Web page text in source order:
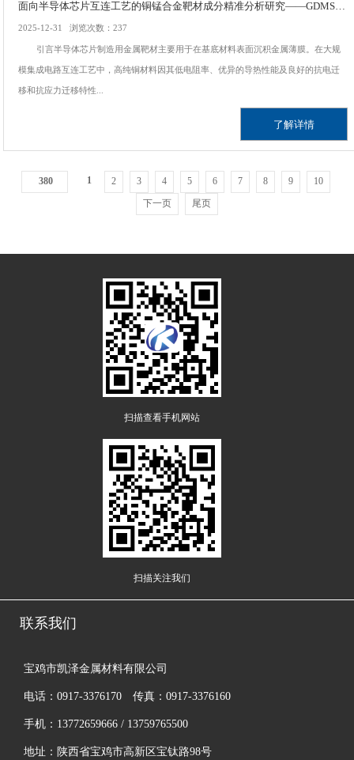
面向半导体芯片互连工艺的铜锰合金靶材成分精准分析研究——GDMS/XRF/SEM-EDS多方法协同表征主成分（锰）分布及痕量杂质元素（Fe/Ni/Cr等）检测与无标样半定量可行性验证
2025-12-31 浏览次数：237
引言半导体芯片制造用金属靶材主要用于在基底材料表面沉积金属薄膜。在大规
模集成电路互连工艺中，高纯铜材料因其低电阻率、优异的导热性能及良好的抗电迁
移和抗应力迁移特性...
了解详情
380 1 2 3 4 5 6 7 8 9 10
下一页 尾页
扫描查看手机网站
扫描关注我们
联系我们
宝鸡市凯泽金属材料有限公司
电话：0917-3376170 传真：0917-3376160
手机：13772659666 / 13759765500
地址：陕西省宝鸡市高新区宝钛路98号